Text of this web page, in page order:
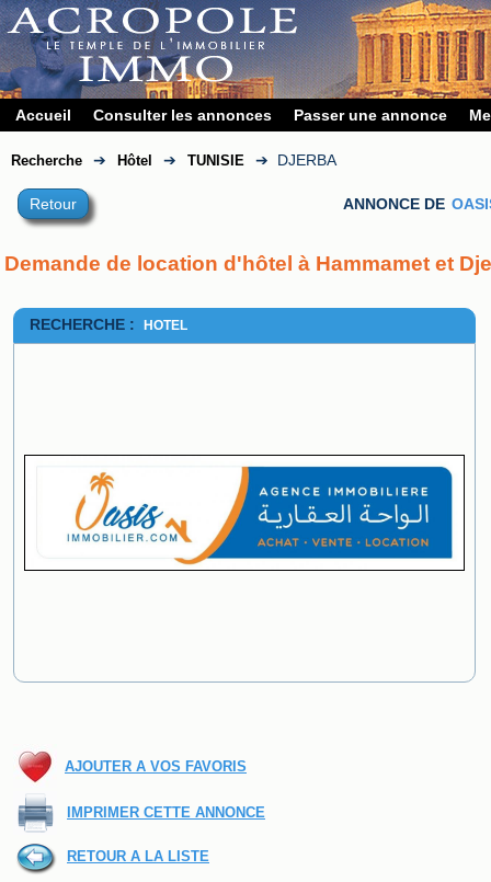
Accueil Consulter les annonces Passer une annonce
Recherche ➔ Hôtel ➔ TUNISIE ➔ DJERBA
Retour ANNONCE DE
Demande de location d'hôtel à Hammamet et
RECHERCHE : HOTEL
AJOUTER A VOS FAVORIS
IMPRIMER CETTE ANNONCE
RETOUR A LA LISTE